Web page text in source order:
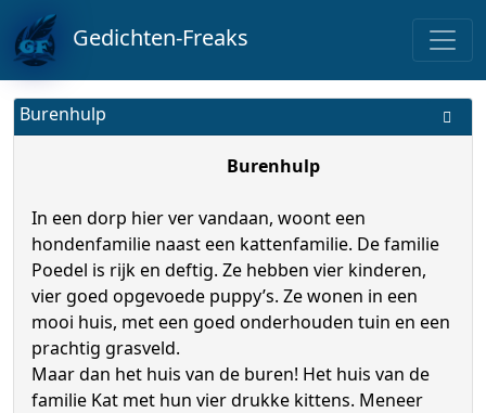
Gedichten-Freaks
Burenhulp
Burenhulp
In een dorp hier ver vandaan, woont een
hondenfamilie naast een kattenfamilie. De familie
Poedel is rijk en deftig. Ze hebben vier kinderen,
vier goed opgevoede puppy’s. Ze wonen in een
mooi huis, met een goed onderhouden tuin en een
prachtig grasveld.
Maar dan het huis van de buren! Het huis van de
familie Kat met hun vier drukke kittens. Meneer